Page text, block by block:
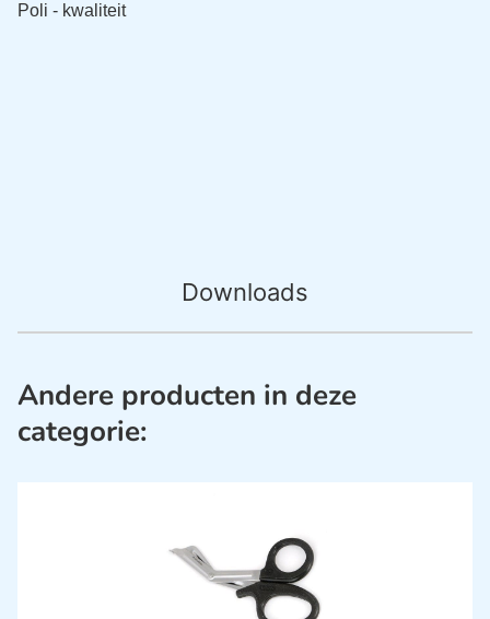
Downloads
Poli - kwaliteit
Andere producten in deze
categorie: